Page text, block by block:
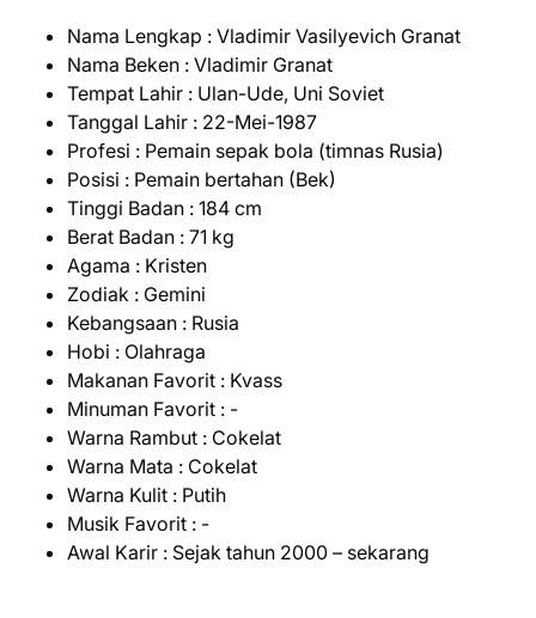
Nama Lengkap : Vladimir Vasilyevich Granat
Nama Beken : Vladimir Granat
Tempat Lahir : Ulan-Ude, Uni Soviet
Tanggal Lahir : 22-Mei-1987
Profesi : Pemain sepak bola (timnas Rusia)
Posisi : Pemain bertahan (Bek)
Tinggi Badan : 184 cm
Berat Badan : 71 kg
Agama : Kristen
Zodiak : Gemini
Kebangsaan : Rusia
Hobi : Olahraga
Makanan Favorit : Kvass
Minuman Favorit : -
Warna Rambut : Cokelat
Warna Mata : Cokelat
Warna Kulit : Putih
Musik Favorit : -
Awal Karir : Sejak tahun 2000 – sekarang